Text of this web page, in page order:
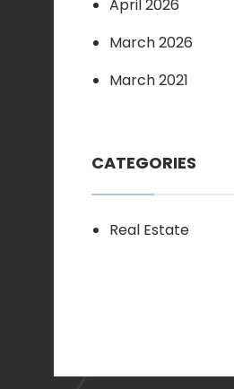
April 2026
March 2026
March 2021
CATEGORIES
Real Estate